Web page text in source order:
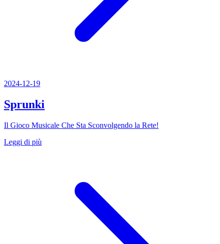
2024-12-19
Sprunki
Il Gioco Musicale Che Sta Sconvolgendo la Rete!
Leggi di più